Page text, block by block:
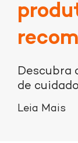
Descubra
de
Leia Mais